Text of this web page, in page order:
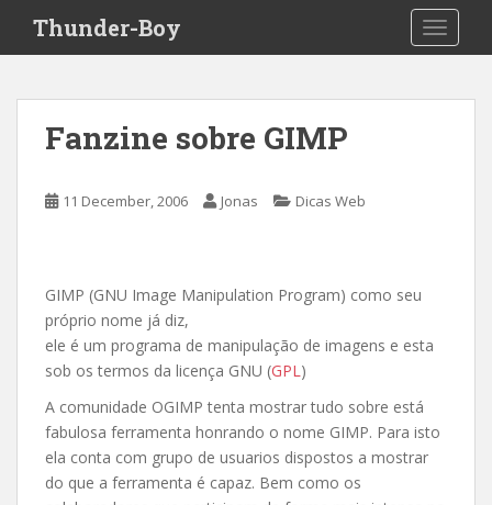
i
Thunder-Boy
Fanzine sobre GIMP
11 December, 2006 Jonas Dicas Web
GIMP (GNU Image Manipulation Program) como seu
próprio nome já diz,
ele é um programa de manipulação de imagens e esta
sob os termos da licença GNU (GPL)
A comunidade OGIMP tenta mostrar tudo sobre está
fabulosa ferramenta honrando o nome GIMP. Para isto
ela conta com grupo de usuarios dispostos a mostrar
do que a ferramenta é capaz. Bem como os